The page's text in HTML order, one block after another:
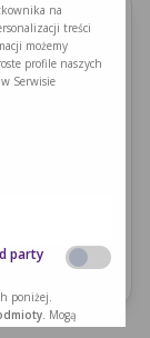
551 Kraków
na
treści
możemy
profile naszych
Serwisie
party
poniżej.
Mogą
naszą witrynę w